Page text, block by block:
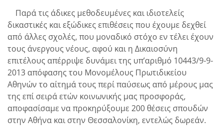
Παρά τις άδικες μεθοδευμένες και ιδιοτελείς
δικαστικές και εξώδικες επιθέσεις που έχουμε δεχθεί
από άλλες σχολές, που μοναδικό στόχο εν τέλει έχουν
τους άνεργους νέους, αφού και η Δικαιοσύνη
επιτέλους απέρριψε δυνάμει της υπ’αριθμό 10443/9-9-
2013 απόφασης του Μονομέλους Πρωτιδικείου
Αθηνών το αίτημά τους περί παύσεως από μέρους μας
της επί σειρά ετών κοινωνικής μας προσφοράς,
αποφασίσαμε να προκηρύξουμε 200 θέσεις σπουδών
στην Αθήνα και στην Θεσσαλονίκη, εντελώς δωρεάν.